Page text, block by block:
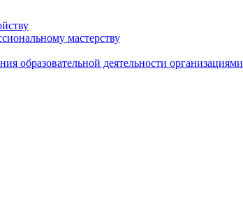
мастерству
образовательной деятельности организациями